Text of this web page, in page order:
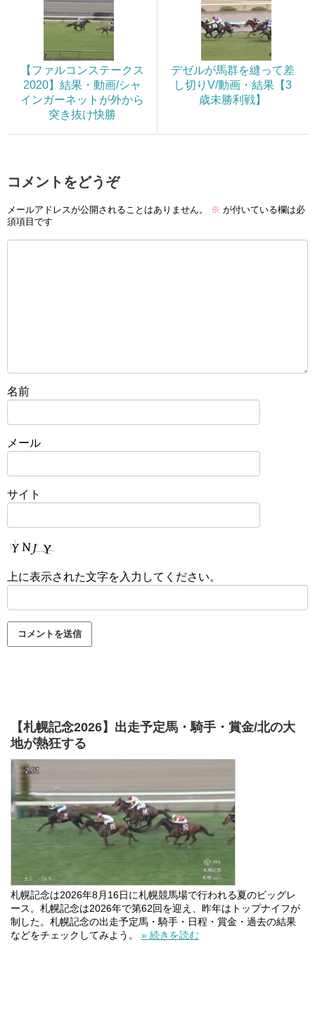
【ファルコンステークス
2020】結果・動画/シャ
インガーネットが外から
突き抜け快勝
デゼルが馬群を縫って差
し切りV/動画・結果【3
歳未勝利戦】
コメントをどうぞ
メールアドレスが公開されることはありません。 ※ が付いている欄は必
須項目です
名前
メール
サイト
上に表示された文字を入力してください。
【札幌記念2026】出走予定馬・騎手・賞金/北の大
地が熱狂する
札幌記念は2026年8月16日に札幌競馬場で行われる夏のビッグレ
ース。札幌記念は2026年で第62回を迎え、昨年はトップナイフが
制した。札幌記念の出走予定馬・騎手・日程・賞金・過去の結果
などをチェックしてみよう。 » 続きを読む